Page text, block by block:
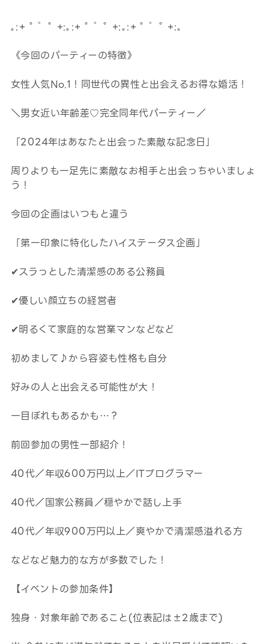
｡:+ ﾟ ゜ﾟ +:｡:+ ﾟ ゜ﾟ +:｡:+ ﾟ ゜ﾟ +:｡
《今回のパーティーの特徴》
女性人気No.1！同世代の異性と出会えるお得な婚活！
＼男女近い年齢差♡完全同年代パーティー／
「2024年はあなたと出会った素敵な記念日」
周りよりも一足先に素敵なお相手と出会っちゃいましょ
う！
今回の企画はいつもと違う
「第一印象に特化したハイステータス企画」
✔︎スラっとした清潔感のある公務員
✔︎優しい顔立ちの経営者
✔︎明るくて家庭的な営業マンなどなど
初めまして♪から容姿も性格も自分
好みの人と出会える可能性が大！
一目ぼれもあるかも…？
前回参加の男性一部紹介！
40代／年収600万円以上／ITプログラマー
40代／国家公務員／穏やかで話し上手
40代／年収900万円以上／爽やかで清潔感溢れる方
などなど魅力的な方が多数でした！
【イベントの参加条件】
独身・対象年齢であること(位表記は±2歳まで)